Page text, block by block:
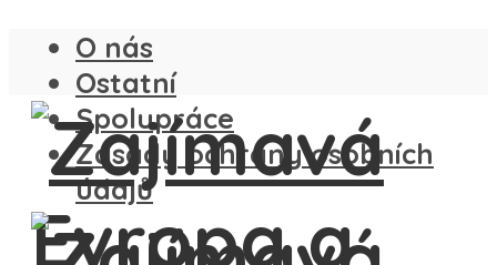
O nás
Ostatní
Spolupráce
Zásady ochrany osobních
údajů